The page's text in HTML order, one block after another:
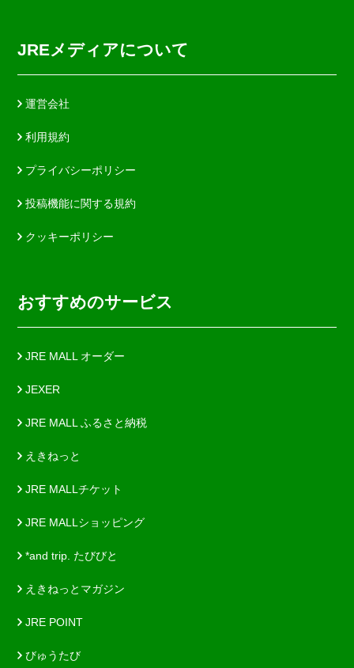
JREメディアについて
運営会社
利用規約
プライバシーポリシー
投稿機能に関する規約
クッキーポリシー
おすすめのサービス
JRE MALL オーダー
JEXER
JRE MALL ふるさと納税
えきねっと
JRE MALLチケット
JRE MALLショッピング
*and trip. たびびと
えきねっとマガジン
JRE POINT
びゅうたび